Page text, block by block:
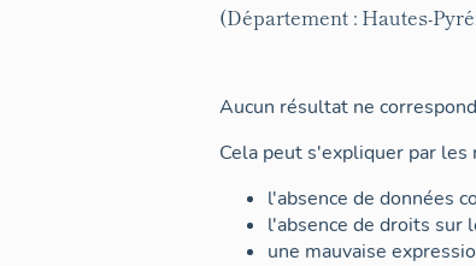
(Département : Hautes-
Aucun résultat ne
Cela peut s'expliquer par les
l'absence de données
l'absence de droits sur
une mauvaise